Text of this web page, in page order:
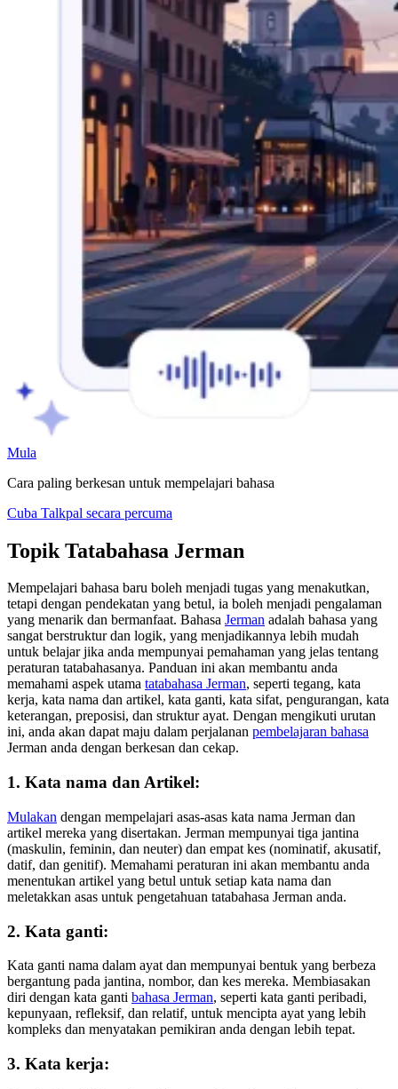
Mula
Cara paling berkesan untuk mempelajari bahasa
Cuba Talkpal secara percuma
Topik Tatabahasa Jerman
Mempelajari bahasa baru boleh menjadi tugas yang menakutkan,
tetapi dengan pendekatan yang betul, ia boleh menjadi pengalaman
yang menarik dan bermanfaat. Bahasa Jerman adalah bahasa yang
sangat berstruktur dan logik, yang menjadikannya lebih mudah
untuk belajar jika anda mempunyai pemahaman yang jelas tentang
peraturan tatabahasanya. Panduan ini akan membantu anda
memahami aspek utama tatabahasa Jerman, seperti tegang, kata
kerja, kata nama dan artikel, kata ganti, kata sifat, pengurangan, kata
keterangan, preposisi, dan struktur ayat. Dengan mengikuti urutan
ini, anda akan dapat maju dalam perjalanan pembelajaran bahasa
Jerman anda dengan berkesan dan cekap.
1. Kata nama dan Artikel:
Mulakan dengan mempelajari asas-asas kata nama Jerman dan
artikel mereka yang disertakan. Jerman mempunyai tiga jantina
(maskulin, feminin, dan neuter) dan empat kes (nominatif, akusatif,
datif, dan genitif). Memahami peraturan ini akan membantu anda
menentukan artikel yang betul untuk setiap kata nama dan
meletakkan asas untuk pengetahuan tatabahasa Jerman anda.
2. Kata ganti:
Kata ganti nama dalam ayat dan mempunyai bentuk yang berbeza
bergantung pada jantina, nombor, dan kes mereka. Membiasakan
diri dengan kata ganti bahasa Jerman, seperti kata ganti peribadi,
kepunyaan, refleksif, dan relatif, untuk mencipta ayat yang lebih
kompleks dan menyatakan pemikiran anda dengan lebih tepat.
3. Kata kerja: